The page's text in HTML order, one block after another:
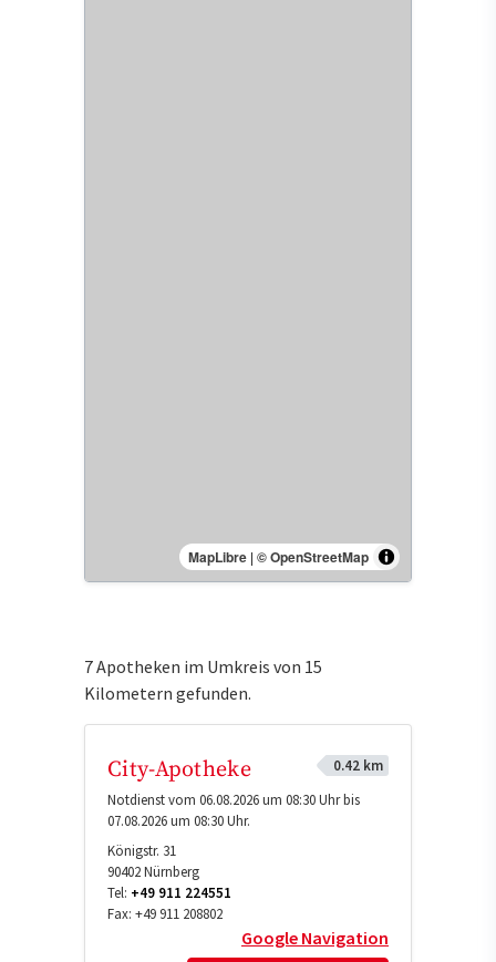
MapLibre | © OpenStreetMap
7 Apotheken im Umkreis von 15
Kilometern gefunden.
City-Apotheke
0.42 km
Notdienst vom 06.08.2026 um 08:30 Uhr bis
07.08.2026 um 08:30 Uhr.
Königstr. 31
90402Nürnberg
Tel: +49 911 224551
Fax: +49 911 208802
Google Navigation